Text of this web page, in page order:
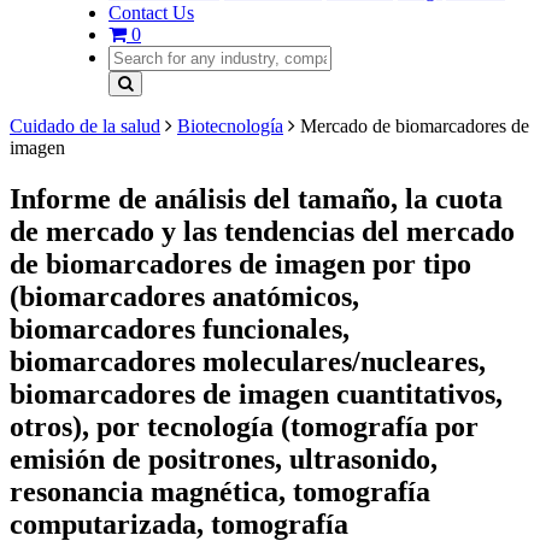
Contact Us
0
Cuidado de la salud Biotecnología
Mercado de biomarcadores de
imagen
Informe de análisis del tamaño, la cuota
de mercado y las tendencias del mercado
de biomarcadores de imagen por tipo
(biomarcadores anatómicos,
biomarcadores funcionales,
biomarcadores moleculares/nucleares,
biomarcadores de imagen cuantitativos,
otros), por tecnología (tomografía por
emisión de positrones, ultrasonido,
resonancia magnética, tomografía
computarizada, tomografía